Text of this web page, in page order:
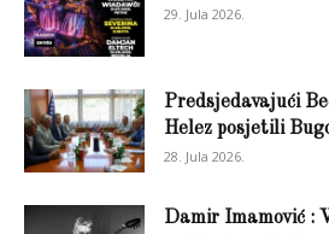
29. Jula 2026.
Predsjedavajući
Helez posjetili
28. Jula 2026.
Damir Imamović :